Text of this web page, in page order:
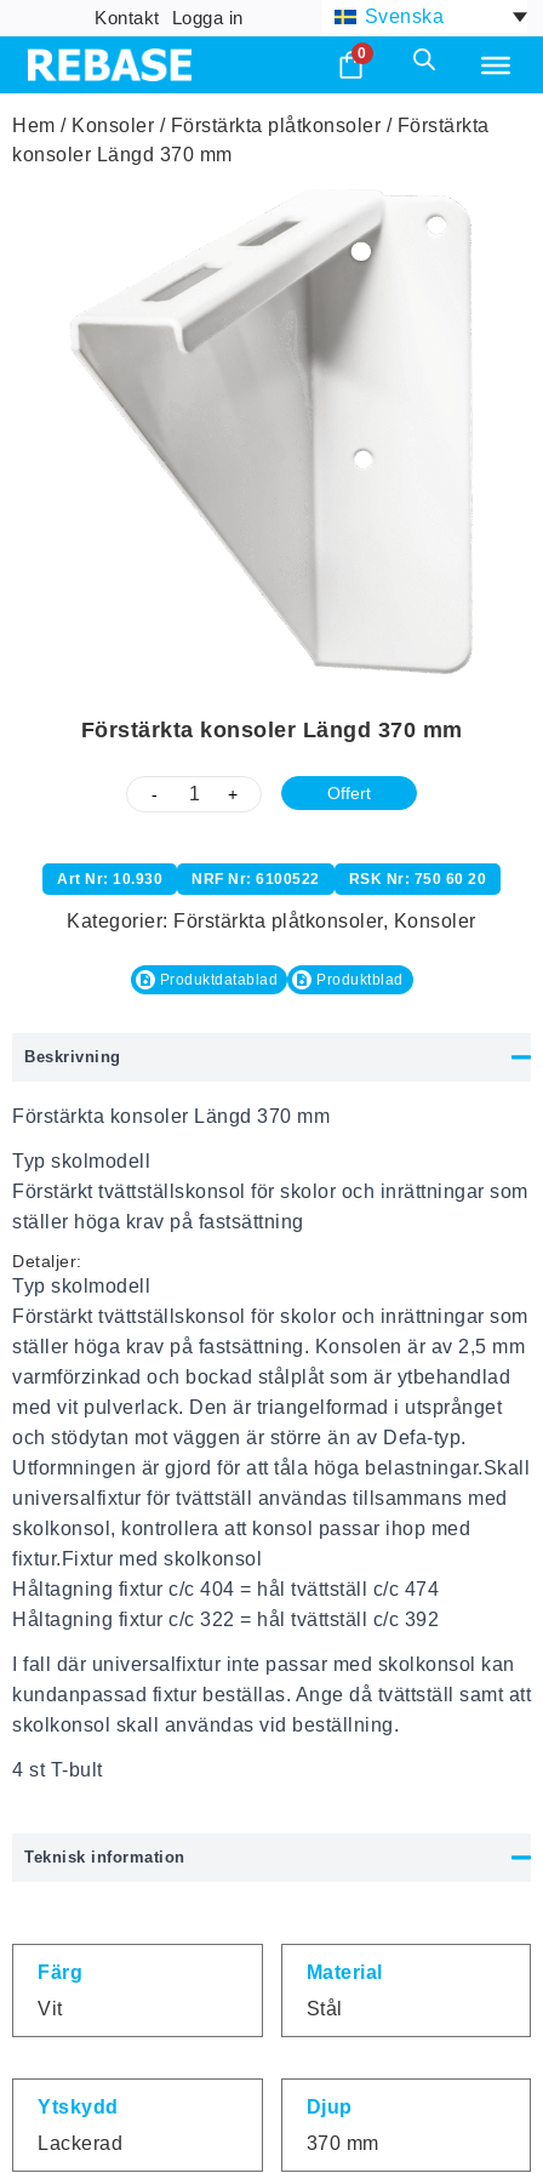
Kontakt Logga in Svenska
0
Hem / Konsoler / Förstärkta plåtkonsoler / Förstärkta
konsoler Längd 370 mm
Förstärkta konsoler Längd 370 mm
- + Offert
Art Nr: 10.930 NRF Nr: 6100522 RSK Nr: 750 60 20
Kategorier: Förstärkta plåtkonsoler, Konsoler
Produktdatablad Produktblad
Beskrivning
Förstärkta konsoler Längd 370 mm
Typ skolmodell
Förstärkt tvättställskonsol för skolor och inrättningar som
ställer höga krav på fastsättning
Detaljer:
Typ skolmodell
Förstärkt tvättställskonsol för skolor och inrättningar som
ställer höga krav på fastsättning. Konsolen är av 2,5 mm
varmförzinkad och bockad stålplåt som är ytbehandlad
med vit pulverlack. Den är triangelformad i utsprånget
och stödytan mot väggen är större än av Defa-typ.
Utformningen är gjord för att tåla höga belastningar.Skall
universalfixtur för tvättställ användas tillsammans med
skolkonsol, kontrollera att konsol passar ihop med
fixtur.Fixtur med skolkonsol
Håltagning fixtur c/c 404 = hål tvättställ c/c 474
Håltagning fixtur c/c 322 = hål tvättställ c/c 392
I fall där universalfixtur inte passar med skolkonsol kan
kundanpassad fixtur beställas. Ange då tvättställ samt att
skolkonsol skall användas vid beställning.
4 st T-bult
Teknisk information
Färg
Vit
Material
Stål
Ytskydd
Lackerad
Djup
370 mm